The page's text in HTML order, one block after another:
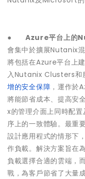
● Azure平台上的
會集中於擴展Nutanix
將包括在Azure平台上
入Nutanix Clusters和
增的安全保障 ，運作
將能節省成本、提高安
x的管理介面上同時配
序上的一致體驗。最重
設計應用程式的情形下
作負載。解決方案旨在
負載選擇合適的雲端，
戰，為客戶節省了大量成